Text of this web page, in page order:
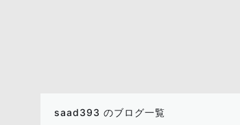
saad393 のブログ一覧